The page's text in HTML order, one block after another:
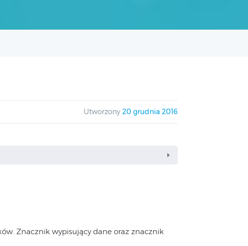
Utworzony 20 grudnia 2016
Znacznik wypisujący dane oraz znacznik